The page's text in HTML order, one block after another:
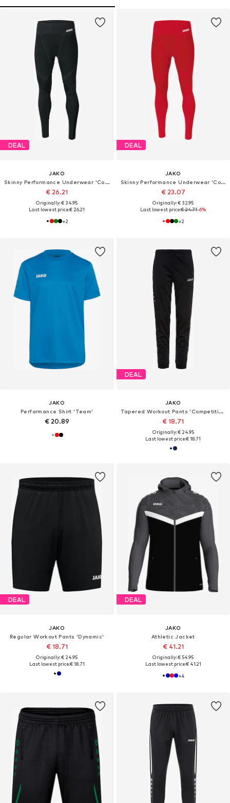
DEAL
JAKO
Skinny Performance Underwear 'Comfort 2.0'
€ 26.21
Originally: € 34.95
Last lowest price:€ 26.21
+2
DEAL
JAKO
Skinny Performance Underwear 'Comfort 2.0'
€ 23.07
Originally: € 32.95
Last lowest price:€ 24.71-6%
+2
JAKO
Performance Shirt 'Team'
€ 20.89
DEAL
JAKO
Tapered Workout Pants 'Competition'
€ 18.71
Originally: € 24.95
Last lowest price:€ 18.71
DEAL
JAKO
Regular Workout Pants 'Dynamic'
€ 18.71
Originally: € 24.95
Last lowest price:€ 18.71
DEAL
JAKO
Athletic Jacket
€ 41.21
Originally: € 54.95
Last lowest price:€ 41.21
+4